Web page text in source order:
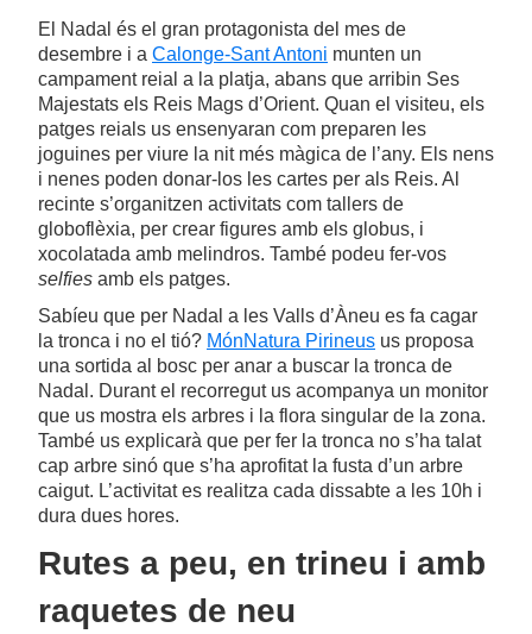
El Nadal és el gran protagonista del mes de
desembre i a Calonge-Sant Antoni munten un
campament reial a la platja, abans que arribin Ses
Majestats els Reis Mags d’Orient. Quan el visiteu, els
patges reials us ensenyaran com preparen les
joguines per viure la nit més màgica de l’any. Els nens
i nenes poden donar-los les cartes per als Reis. Al
recinte s’organitzen activitats com tallers de
globoflèxia, per crear figures amb els globus, i
xocolatada amb melindros. També podeu fer-vos
selfies amb els patges.
Sabíeu que per Nadal a les Valls d’Àneu es fa cagar
la tronca i no el tió? MónNatura Pirineus us proposa
una sortida al bosc per anar a buscar la tronca de
Nadal. Durant el recorregut us acompanya un monitor
que us mostra els arbres i la flora singular de la zona.
També us explicarà que per fer la tronca no s’ha talat
cap arbre sinó que s’ha aprofitat la fusta d’un arbre
caigut. L’activitat es realitza cada dissabte a les 10h i
dura dues hores.
Rutes a peu, en trineu i amb
raquetes de neu